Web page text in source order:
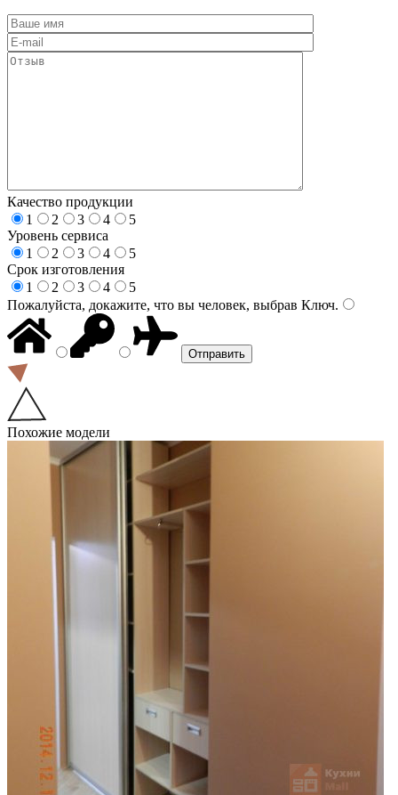
Качество продукции
1
2 3 4
5
Уровень сервиса
1
2 3 4
5
Срок изготовления
1
2 3 4
5
Пожалуйста, докажите, что вы человек, выбрав Ключ.
Похожие модели